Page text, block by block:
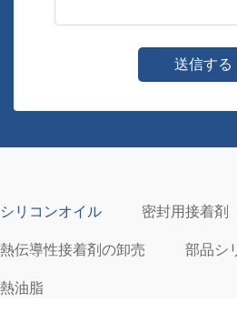
送信する
シリコンオイル 密封用接着剤
熱伝導性接着剤の卸売 部品シ
熱油脂